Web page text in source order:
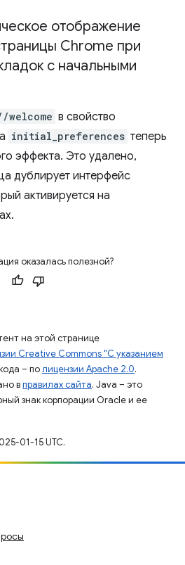
отображение
Chrome при
с начальными
welcome в свойство
initial_preferences теперь
эффекта. Это удалено,
дублирует интерфейс
активируется на
оказалась полезной?
на этой странице
Creative Commons "С указанием
– полицензии Apache 2.0.
вправилах сайта. Java – это
знак корпорации Oracle и ее
01-15 UTC.